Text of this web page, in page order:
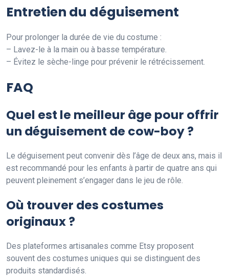
Entretien du déguisement
Pour prolonger la durée de vie du costume :
– Lavez-le à la main ou à basse température.
– Évitez le sèche-linge pour prévenir le rétrécissement.
FAQ
Quel est le meilleur âge pour offrir
un déguisement de cow-boy ?
Le déguisement peut convenir dès l’âge de deux ans, mais il
est recommandé pour les enfants à partir de quatre ans qui
peuvent pleinement s’engager dans le jeu de rôle.
Où trouver des costumes
originaux ?
Des plateformes artisanales comme Etsy proposent
souvent des costumes uniques qui se distinguent des
produits standardisés.